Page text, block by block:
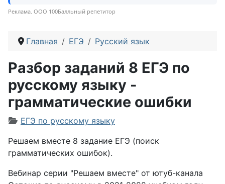
Реклама. ООО 100Балльный репетитор
Главная ЕГЭ Русский язык
Разбор заданий 8 ЕГЭ по
русскому языку -
грамматические ошибки
Информация о материале
ЕГЭ по русскому языку
Решаем вместе 8 задание ЕГЭ (поиск
грамматических ошибок).
Вебинар серии "Решаем вместе" от ютуб-канала